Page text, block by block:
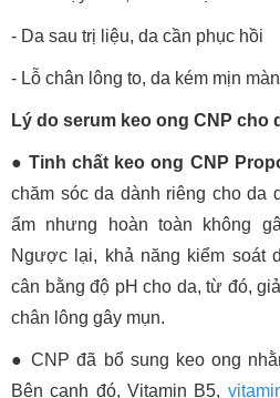
- Da sau trị liệu, da cần phục hồi
- Lỗ chân lông to, da kém mịn
Lý do serum keo ong CNP
●Tinh chất keo ong CNP
chăm sóc da dành riêng cho da
ẩm nhưng hoàn toàn không
Ngược lại, khả năng kiểm soát
cân bằng độ pH cho da, từ đó,
chân lông gây mụn.
●CNP đã bổ sung keo ong
Bên cạnh đó, Vitamin B5,